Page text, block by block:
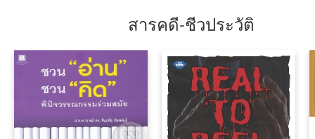
สารคดี-ชีวประวัติ